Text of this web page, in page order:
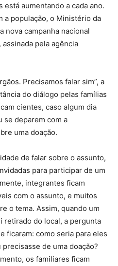
aumentando a cada ano.
a população, o Ministério da
nova campanha nacional
pela agência
Precisamos falar sim”, a
do diálogo pelas famílias
cientes, caso algum dia
se deparem com a
uma doação.
de falar sobre o assunto,
para participar de um
integrantes ficam
com o assunto, e muitos
o tema. Assim, quando um
retirado do local, a pergunta
ficaram: como seria para eles
de uma doação?
os familiares ficam